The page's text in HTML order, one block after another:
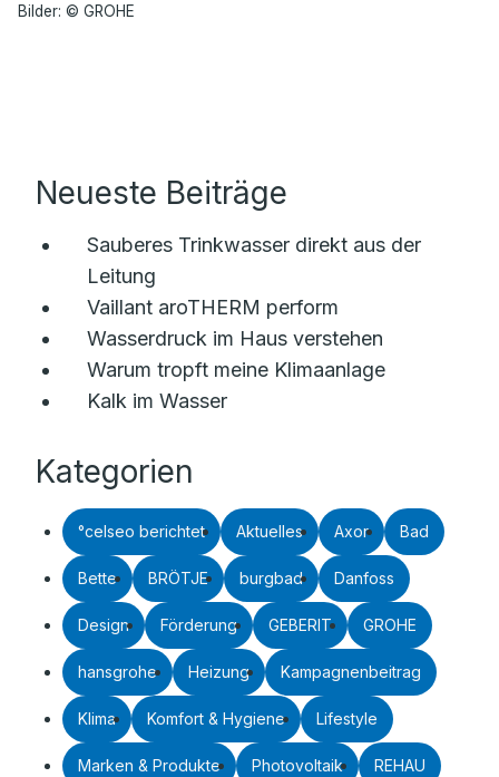
Bilder: © GROHE
Neueste Beiträge
Sauberes Trinkwasser direkt aus der
Leitung
Vaillant aroTHERM perform
Wasserdruck im Haus verstehen
Warum tropft meine Klimaanlage
Kalk im Wasser
Kategorien
°celseo berichtet Aktuelles Axor Bad
Bette BRÖTJE burgbad Danfoss
Design Förderung GEBERIT GROHE
hansgrohe Heizung Kampagnenbeitrag
Klima Komfort & Hygiene Lifestyle
Marken & Produkte Photovoltaik REHAU